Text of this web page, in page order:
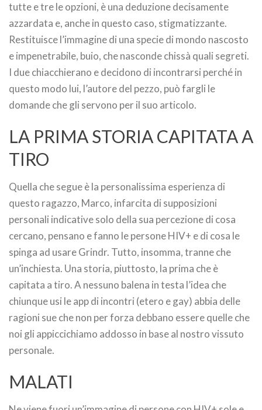
tutte e tre le opzioni, è una deduzione decisamente
azzardata e, anche in questo caso, stigmatizzante.
Restituisce l’immagine di una specie di mondo nascosto
e impenetrabile, buio, che nasconde chissà quali segreti.
I due chiacchierano e decidono di incontrarsi perché in
questo modo lui, l’autore del pezzo, può fargli le
domande che gli servono per il suo articolo.
LA PRIMA STORIA CAPITATA A
TIRO
Quella che segue è la personalissima esperienza di
questo ragazzo, Marco, infarcita di supposizioni
personali indicative solo della sua percezione di cosa
cercano, pensano e fanno le persone HIV+ e di cosa le
spinga ad usare Grindr. Tutto, insomma, tranne che
un’inchiesta. Una storia, piuttosto, la prima che è
capitata a tiro. A nessuno balena in testa l’idea che
chiunque usi le app di incontri (etero e gay) abbia delle
ragioni sue che non per forza debbano essere quelle che
noi gli appiccichiamo addosso in base al nostro vissuto
personale.
MALATI